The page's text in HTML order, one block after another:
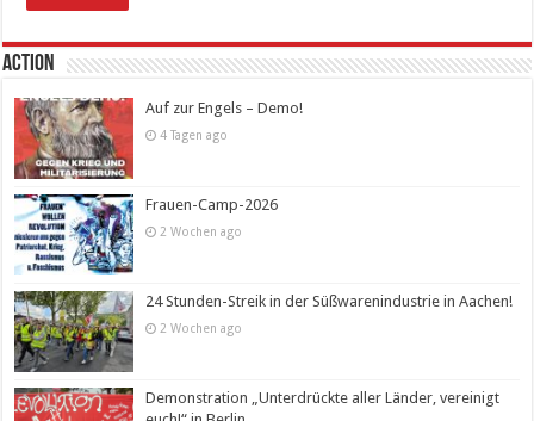
Action
Auf zur Engels – Demo!
4 Tagen ago
Frauen-Camp-2026
2 Wochen ago
24 Stunden-Streik in der Süßwarenindustrie in Aachen!
2 Wochen ago
Demonstration „Unterdrückte aller Länder, vereinigt